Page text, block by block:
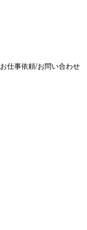
お仕事依頼/お問い合わせ